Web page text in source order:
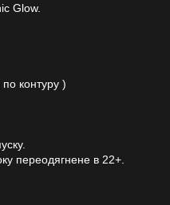
Glow.
по контуру )
переодягнене в 22+.